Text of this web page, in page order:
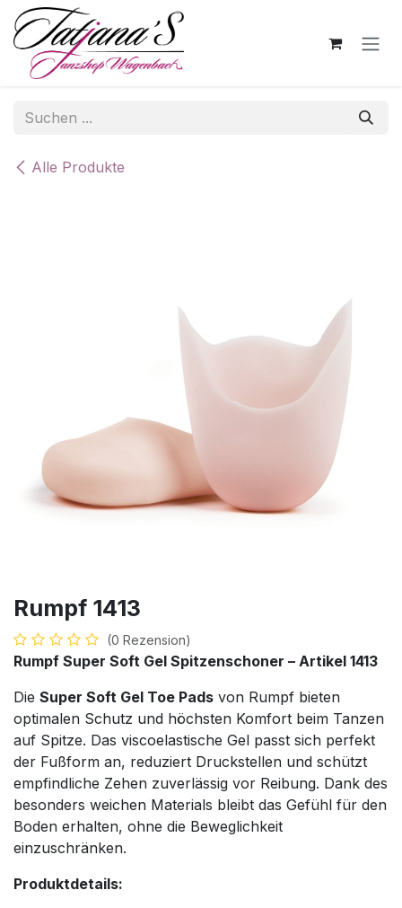
Zum Inhalt springen
Alle Produkte
Rumpf 1413
(0 Rezension)
Rumpf Super Soft Gel Spitzenschoner – Artikel 1413
Die Super Soft Gel Toe Pads von Rumpf bieten
optimalen Schutz und höchsten Komfort beim Tanzen
auf Spitze. Das viscoelastische Gel passt sich perfekt
der Fußform an, reduziert Druckstellen und schützt
empfindliche Zehen zuverlässig vor Reibung. Dank des
besonders weichen Materials bleibt das Gefühl für den
Boden erhalten, ohne die Beweglichkeit
einzuschränken.
Produktdetails: